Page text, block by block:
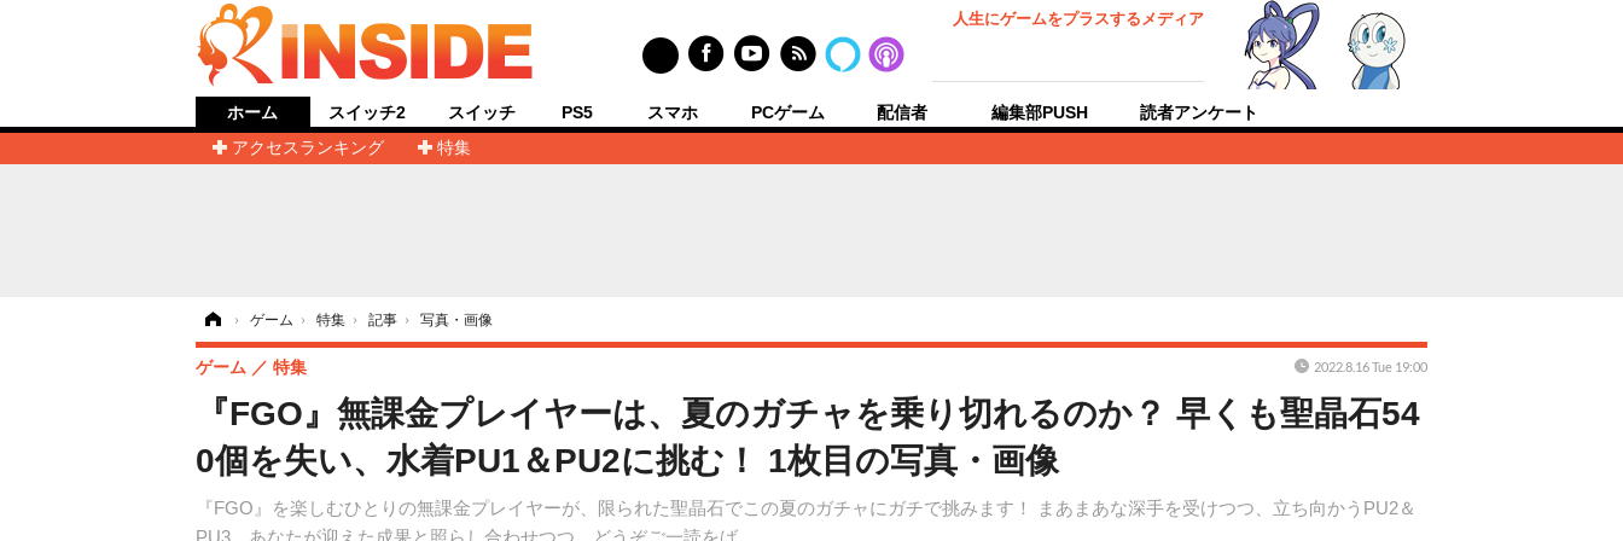
人生にゲームをプラスするメディア
ホーム
アクセスランキング
特集
スイッチ2 スイッチ PS5 スマホ PCゲーム 配信者 編集部PUSH 読者アンケート
› ゲーム › 特集 › 記事 › 写真・画像
『FGO』無課金プレイヤーは、夏のガチャを乗り切れるのか？ 早くも聖晶石54
0個を失い、水着PU1＆PU2に挑む！ 1枚目の写真・画像
『FGO』を楽しむひとりの無課金プレイヤーが、限られた聖晶石でこの夏のガチャにガチで挑みます！ まあまあな深手を受けつつ、立ち向かうPU2＆
PU3。あなたが迎えた成果と照らし合わせつつ、どうぞご一読をば。
ゲーム 特集 2022.8.16 Tue 19:00